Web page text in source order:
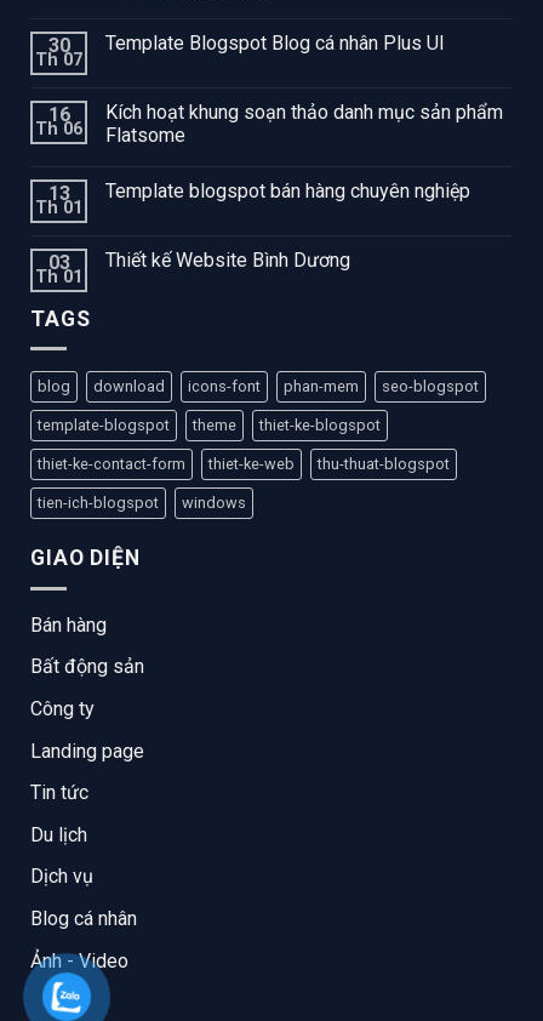
30
Th 07
Template Blogspot Blog cá nhân Plus UI
16
Th 06
Kích hoạt khung soạn thảo danh mục sản phẩm
Flatsome
13
Th 01
Template blogspot bán hàng chuyên nghiệp
03
Th 01
Thiết kế Website Bình Dương
TAGS
blog download icons-font phan-mem seo-blogspot
template-blogspot theme thiet-ke-blogspot
thiet-ke-contact-form thiet-ke-web thu-thuat-blogspot
tien-ich-blogspot windows
GIAO DIỆN
Bán hàng
Bất động sản
Công ty
Landing page
Tin tức
Du lịch
Dịch vụ
Blog cá nhân
Ảnh - Video